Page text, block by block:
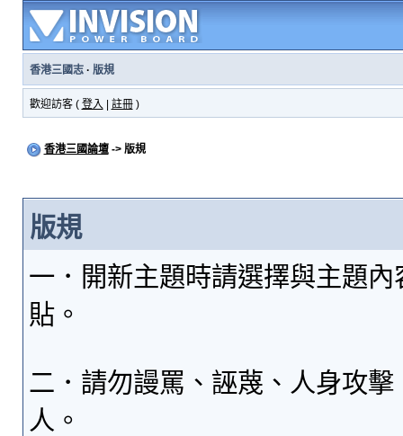
香港三國志· 版規
歡迎訪客 ( 登入 註冊)
香港三國論壇-> 版規
版規
一．開新主題時請選擇與主題
貼。
二．請勿謾罵、誣蔑、人身攻
人。